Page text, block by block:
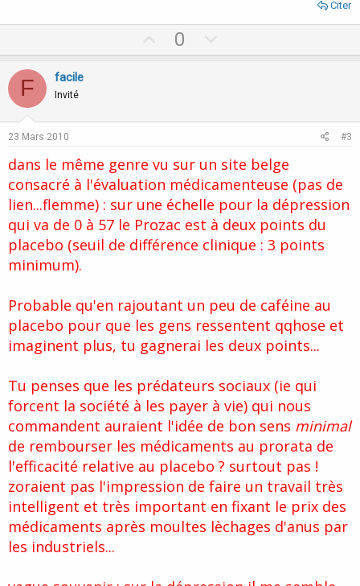
Citer
p
t
0
o
v
e
F facile
Invité
23 Mars 2010 #3
dans le même genre vu sur un site belge
consacré à l'évaluation médicamenteuse (pas de
lien...flemme) : sur une échelle pour la dépression
qui va de 0 à 57 le Prozac est à deux points du
placebo (seuil de différence clinique : 3 points
minimum).
Probable qu'en rajoutant un peu de caféine au
placebo pour que les gens ressentent qqhose et
imaginent plus, tu gagnerai les deux points...
Tu penses que les prédateurs sociaux (ie qui
forcent la société à les payer à vie) qui nous
commandent auraient l'idée de bon sens minimal
de rembourser les médicaments au prorata de
l'efficacité relative au placebo ? surtout pas !
zoraient pas l'impression de faire un travail très
intelligent et très important en fixant le prix des
médicaments après moultes lèchages d'anus par
les industriels...